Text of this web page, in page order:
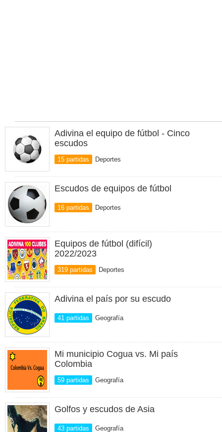
Adivina el equipo de fútbol - Cinco
escudos
15 partidas Deportes
Escudos de equipos de fútbol
16 partidas Deportes
Equipos de fútbol (difícil)
2022/2023
319 partidas Deportes
Adivina el país por su escudo
41 partidas Geografía
Mi municipio Cogua vs. Mi país
Colombia
59 partidas Geografía
Golfos y escudos de Asia
43 partidas Geografía